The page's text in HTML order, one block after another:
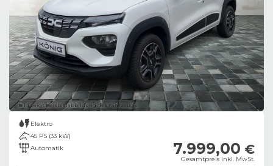
Bild zeigt Beispielabbildung des Fahrzeugs
Elektro
45 PS (33 kW)
Automatik
7.999,00 €
Gesamtpreis inkl. MwSt.